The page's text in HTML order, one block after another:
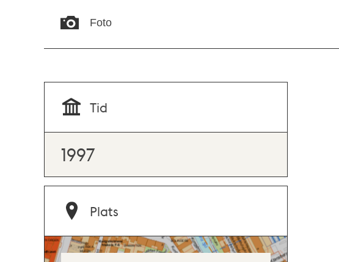
Foto
Tid
1997
Plats